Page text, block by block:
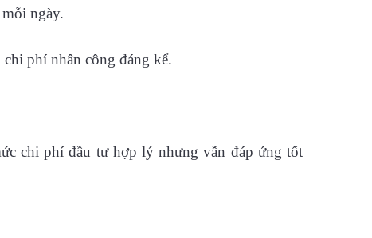
ngày.
phí nhân công đáng kể.
chi phí đầu tư hợp lý nhưng vẫn đáp ứng tốt